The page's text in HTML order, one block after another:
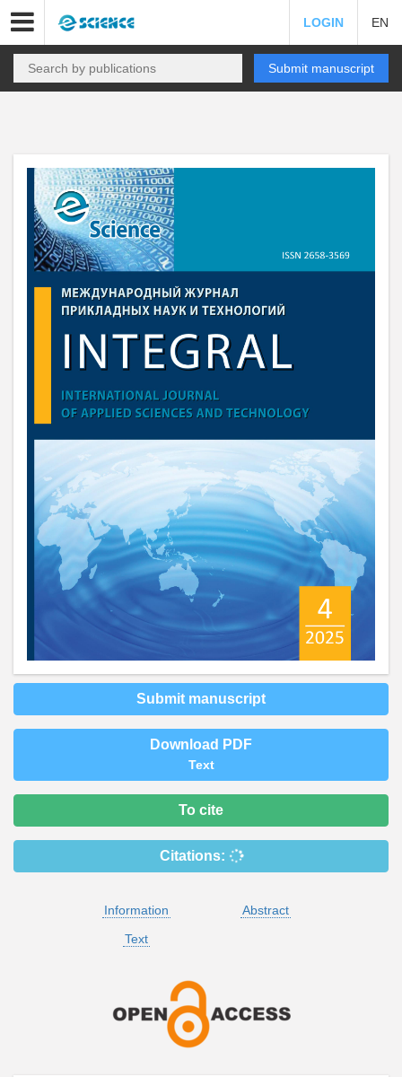
LOGIN EN
Submit manuscript
Submit manuscript
Download PDF
Text
To cite
Citations:
Information
Abstract
Text